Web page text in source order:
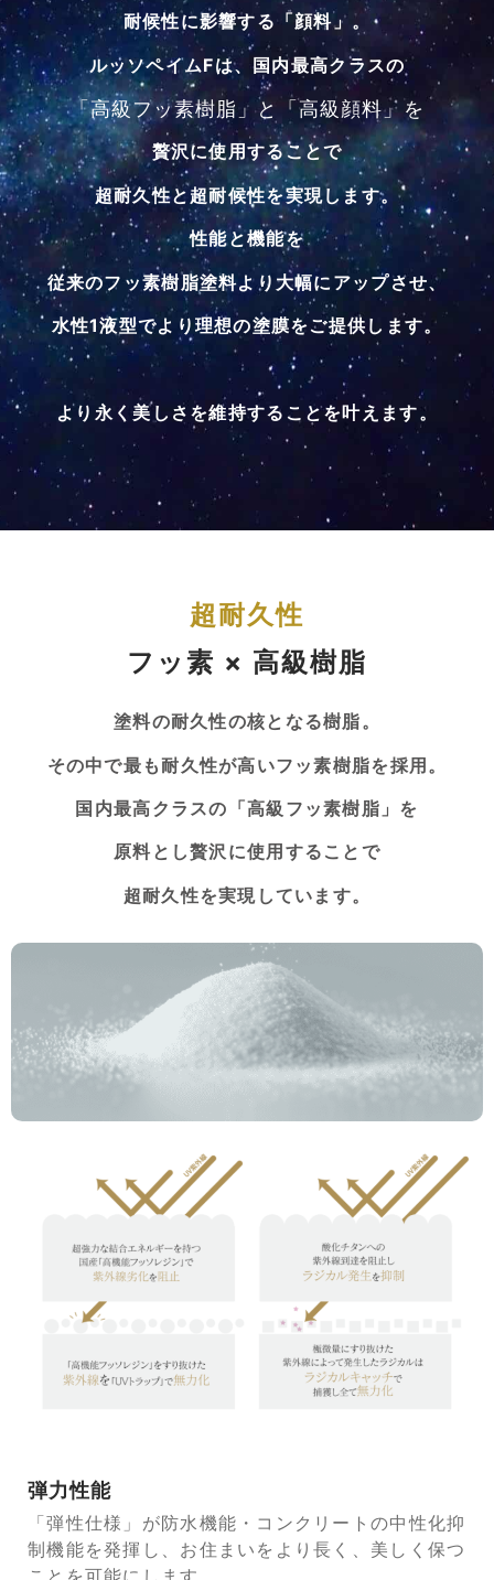
耐候性に影響する「顔料」。
ルッソペイムFは、国内最高クラスの
「高級フッ素樹脂」と「高級顔料」を
贅沢に使用することで
超耐久性と超耐候性を実現します。
性能と機能を
従来のフッ素樹脂塗料より大幅にアップさせ、
水性1液型でより理想の塗膜をご提供します。
より永く美しさを維持することを叶えます。
超耐久性
フッ素 × 高級樹脂
塗料の耐久性の核となる樹脂。
その中で最も耐久性が高いフッ素樹脂を採用。
国内最高クラスの「高級フッ素樹脂」を
原料とし贅沢に使用することで
超耐久性を実現しています。
弾力性能
「弾性仕様」が防水機能・コンクリートの中性化抑
制機能を発揮し、お住まいをより長く、美しく保つ